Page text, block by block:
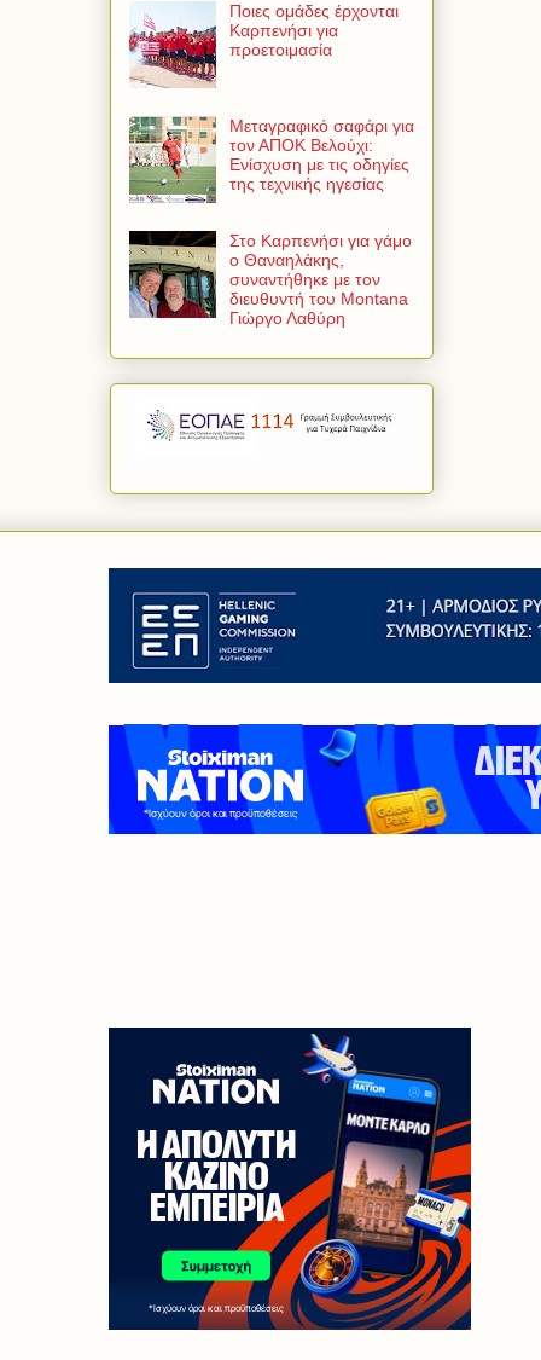
Ποιες ομάδες έρχονται
Καρπενήσι για
προετοιμασία
Μεταγραφικό σαφάρι για
τον ΑΠΟΚ Βελούχι:
Ενίσχυση με τις οδηγίες
της τεχνικής ηγεσίας
Στο Καρπενήσι για γάμο
ο Θαναηλάκης,
συναντήθηκε με τον
διευθυντή του Montana
Γιώργο Λαθύρη